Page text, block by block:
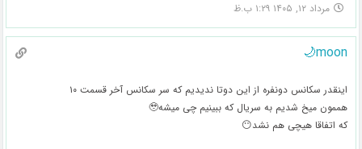
مرداد ۱۲, ۱۴۰۵ ۱:۲۹ ب.ظ
moon🌙
اینقدر سکانس دونفره از این دوتا ندیدیم که سر سکانس آخر قسمت ۱۰
هممون میخ شدیم به سریال که ببینیم چی میشه🥹
که اتفاقا هیچی هم نشد😶